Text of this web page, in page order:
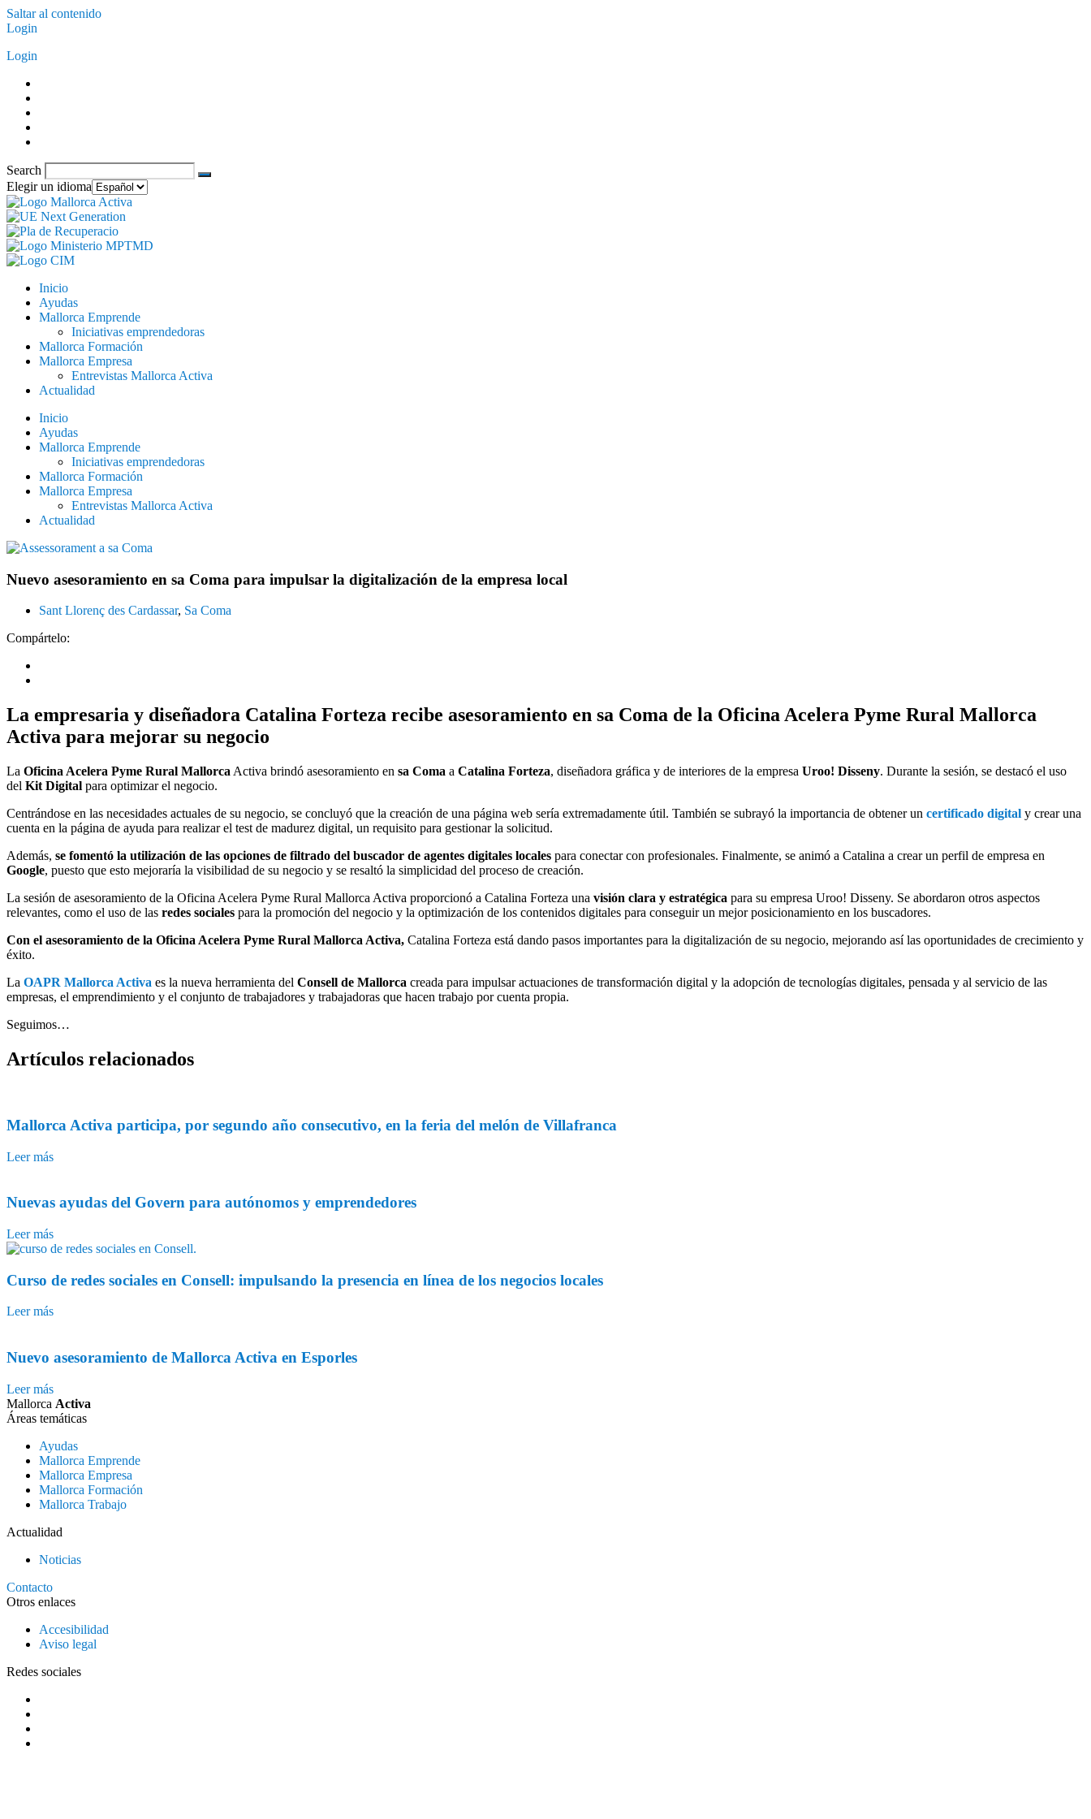
Saltar al contenido
Login
Login
Search
Elegir un idioma
Inicio
Ayudas
Mallorca Emprende
Iniciativas emprendedoras
Mallorca Formación
Mallorca Empresa
Entrevistas Mallorca Activa
Actualidad
Inicio
Ayudas
Mallorca Emprende
Iniciativas emprendedoras
Mallorca Formación
Mallorca Empresa
Entrevistas Mallorca Activa
Actualidad
Nuevo asesoramiento en sa Coma para impulsar la digitalización de la empresa local
Sant Llorenç des Cardassar, Sa Coma
Compártelo:
La empresaria y diseñadora Catalina Forteza recibe asesoramiento en sa Coma de la Oficina Acelera Pyme Rural Mallorca
Activa para mejorar su negocio
La Oficina Acelera Pyme Rural Mallorca Activa brindó asesoramiento en sa Coma a Catalina Forteza, diseñadora gráfica y de interiores de la empresa Uroo! Disseny. Durante la sesión, se destacó el uso
del Kit Digital para optimizar el negocio.
Centrándose en las necesidades actuales de su negocio, se concluyó que la creación de una página web sería extremadamente útil. También se subrayó la importancia de obtener un certificado digital y crear una
cuenta en la página de ayuda para realizar el test de madurez digital, un requisito para gestionar la solicitud.
Además, se fomentó la utilización de las opciones de filtrado del buscador de agentes digitales locales para conectar con profesionales. Finalmente, se animó a Catalina a crear un perfil de empresa en
Google, puesto que esto mejoraría la visibilidad de su negocio y se resaltó la simplicidad del proceso de creación.
La sesión de asesoramiento de la Oficina Acelera Pyme Rural Mallorca Activa proporcionó a Catalina Forteza una visión clara y estratégica para su empresa Uroo! Disseny. Se abordaron otros aspectos
relevantes, como el uso de las redes sociales para la promoción del negocio y la optimización de los contenidos digitales para conseguir un mejor posicionamiento en los buscadores.
Con el asesoramiento de la Oficina Acelera Pyme Rural Mallorca Activa, Catalina Forteza está dando pasos importantes para la digitalización de su negocio, mejorando así las oportunidades de crecimiento y
éxito.
La OAPR Mallorca Activa es la nueva herramienta del Consell de Mallorca creada para impulsar actuaciones de transformación digital y la adopción de tecnologías digitales, pensada y al servicio de las
empresas, el emprendimiento y el conjunto de trabajadores y trabajadoras que hacen trabajo por cuenta propia.
Seguimos…
Artículos relacionados
Mallorca Activa participa, por segundo año consecutivo, en la feria del melón de Villafranca
Leer más
Nuevas ayudas del Govern para autónomos y emprendedores
Leer más
Curso de redes sociales en Consell: impulsando la presencia en línea de los negocios locales
Leer más
Nuevo asesoramiento de Mallorca Activa en Esporles
Leer más
Mallorca Activa
Áreas temáticas
Ayudas
Mallorca Emprende
Mallorca Empresa
Mallorca Formación
Mallorca Trabajo
Actualidad
Noticias
Contacto
Otros enlaces
Accesibilidad
Aviso legal
Redes sociales